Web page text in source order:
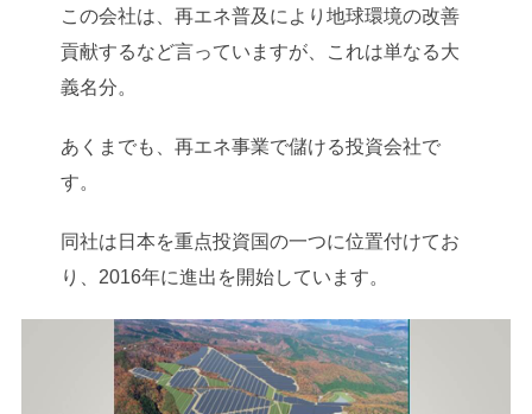
この会社は、再エネ普及により地球環境の改善
貢献するなど言っていますが、これは単なる大
義名分。
あくまでも、再エネ事業で儲ける投資会社で
す。
同社は日本を重点投資国の一つに位置付けてお
り、2016年に進出を開始しています。